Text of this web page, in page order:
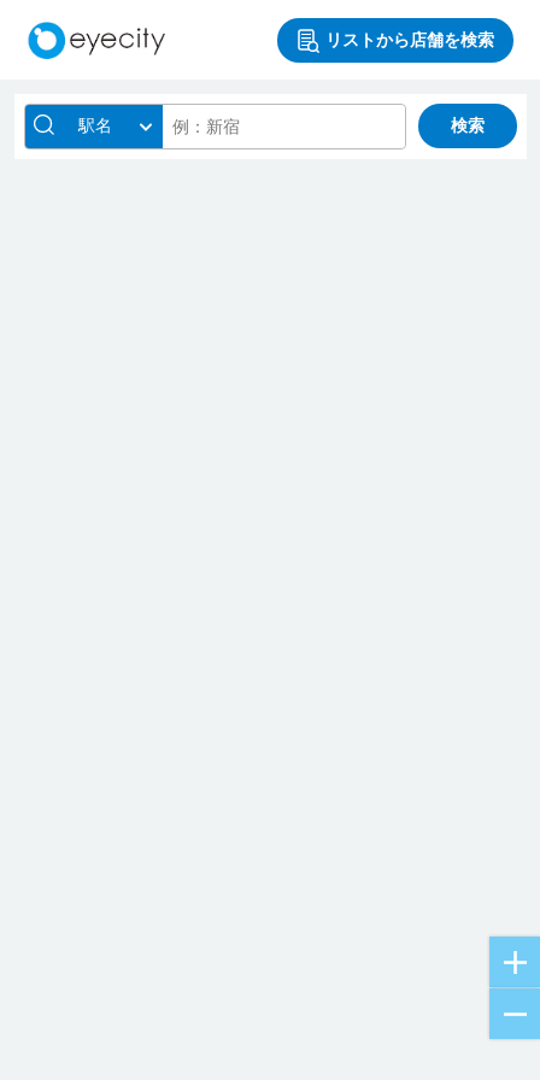
リストから店舗を検索
駅名 検索